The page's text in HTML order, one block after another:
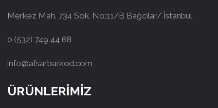
Merkez Mah. 734 Sok. No:11/B Bağcılar/ İstanbul
0 (532) 749 44 68
info@afsarbarkod.com
ÜRÜNLERİMİZ